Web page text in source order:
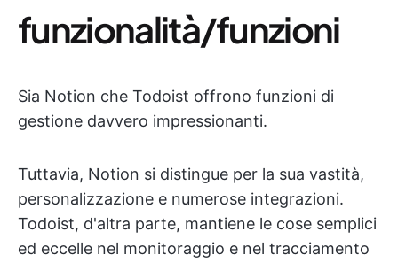
funzionalità/funzioni
Sia Notion che Todoist offrono funzioni di
gestione davvero impressionanti.
Tuttavia, Notion si distingue per la sua vastità,
personalizzazione e numerose integrazioni.
Todoist, d'altra parte, mantiene le cose semplici
ed eccelle nel monitoraggio e nel tracciamento